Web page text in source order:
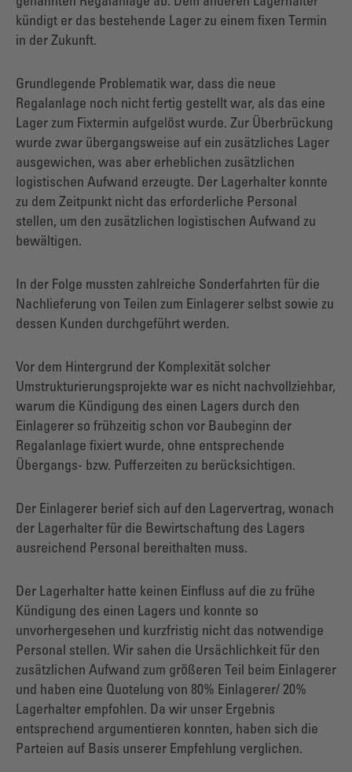
kündigt er das bestehende Lager zu einem fixen Termin
in der Zukunft.
Grundlegende Problematik war, dass die neue
Regalanlage noch nicht fertig gestellt war, als das eine
Lager zum Fixtermin aufgelöst wurde. Zur Überbrückung
wurde zwar übergangsweise auf ein zusätzliches Lager
ausgewichen, was aber erheblichen zusätzlichen
logistischen Aufwand erzeugte. Der Lagerhalter konnte
zu dem Zeitpunkt nicht das erforderliche Personal
stellen, um den zusätzlichen logistischen Aufwand zu
bewältigen.
In der Folge mussten zahlreiche Sonderfahrten für die
Nachlieferung von Teilen zum Einlagerer selbst sowie zu
dessen Kunden durchgeführt werden.
Vor dem Hintergrund der Komplexität solcher
Umstrukturierungsprojekte war es nicht nachvollziehbar,
warum die Kündigung des einen Lagers durch den
Einlagerer so frühzeitig schon vor Baubeginn der
Regalanlage fixiert wurde, ohne entsprechende
Übergangs- bzw. Pufferzeiten zu berücksichtigen.
Der Einlagerer berief sich auf den Lagervertrag, wonach
der Lagerhalter für die Bewirtschaftung des Lagers
ausreichend Personal bereithalten muss.
Der Lagerhalter hatte keinen Einfluss auf die zu frühe
Kündigung des einen Lagers und konnte so
unvorhergesehen und kurzfristig nicht das notwendige
Personal stellen. Wir sahen die Ursächlichkeit für den
zusätzlichen Aufwand zum größeren Teil beim Einlagerer
und haben eine Quotelung von 80% Einlagerer/ 20%
Lagerhalter empfohlen. Da wir unser Ergebnis
entsprechend argumentieren konnten, haben sich die
Parteien auf Basis unserer Empfehlung verglichen.